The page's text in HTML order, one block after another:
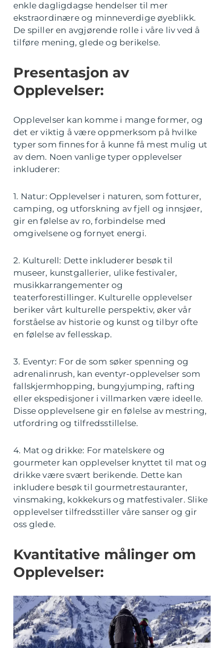
enkle dagligdagse hendelser til mer
ekstraordinære og minneverdige øyeblikk.
De spiller en avgjørende rolle i våre liv ved å
tilføre mening, glede og berikelse.
Presentasjon av
Opplevelser:
Opplevelser kan komme i mange former, og
det er viktig å være oppmerksom på hvilke
typer som finnes for å kunne få mest mulig ut
av dem. Noen vanlige typer opplevelser
inkluderer:
1. Natur: Opplevelser i naturen, som fotturer,
camping, og utforskning av fjell og innsjøer,
gir en følelse av ro, forbindelse med
omgivelsene og fornyet energi.
2. Kulturell: Dette inkluderer besøk til
museer, kunstgallerier, ulike festivaler,
musikkarrangementer og
teaterforestillinger. Kulturelle opplevelser
beriker vårt kulturelle perspektiv, øker vår
forståelse av historie og kunst og tilbyr ofte
en følelse av fellesskap.
3. Eventyr: For de som søker spenning og
adrenalinrush, kan eventyr-opplevelser som
fallskjermhopping, bungyjumping, rafting
eller ekspedisjoner i villmarken være ideelle.
Disse opplevelsene gir en følelse av mestring,
utfordring og tilfredsstillelse.
4. Mat og drikke: For matelskere og
gourmeter kan opplevelser knyttet til mat og
drikke være svært berikende. Dette kan
inkludere besøk til gourmetrestauranter,
vinsmaking, kokkekurs og matfestivaler. Slike
opplevelser tilfredsstiller våre sanser og gir
oss glede.
Kvantitative målinger om
Opplevelser: